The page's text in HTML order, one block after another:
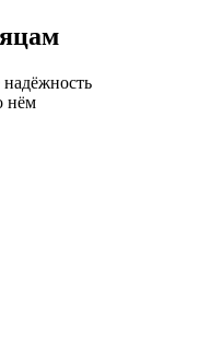
нём